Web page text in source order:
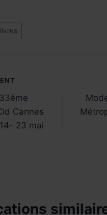
livres
Cannes
23 mai